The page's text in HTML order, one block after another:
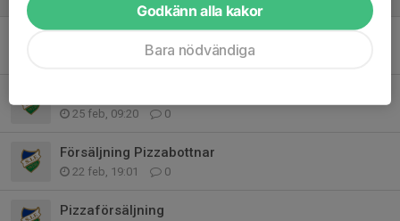
0
25 feb, 09:20 0
Försäljning Pizzabottnar
22 feb, 19:01 0
Pizzaförsäljning
Godkänn alla kakor
Bara nödvändiga